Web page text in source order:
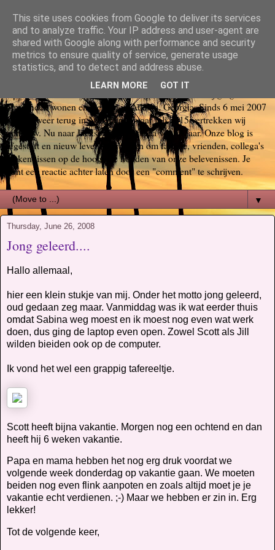
Bas, Sabina, Scott en Jill go
again USA
6 maanden wonen en werken in Atlanta, Georgia. Sinds 6 mei 2007
zijn we weer terug in Nederland, maar juli 2015 vertrekken wij
opnieuw. Nu naar Jacksonville, Florida voor 3 jaar. Onze blog is
afgestoft en nieuw leven ingeblazen om familie, vrienden, collega's
en kennissen op de hoogte te houden van onze belevenissen. Je
kunt een reactie achter laten door een "comment" te schrijven.
▼
Thursday, June 26, 2008
Jong geleerd....
Hallo allemaal,
hier een klein stukje van mij. Onder het motto jong geleerd,
oud gedaan zeg maar. Vanmiddag was ik wat eerder thuis
omdat Sabina weg moest en ik moest nog even wat werk
doen, dus ging de laptop even open. Zowel Scott als Jill
wilden bieiden ook op de computer.
Ik vond het wel een grappig tafereeltje.
Scott heeft bijna vakantie. Morgen nog een ochtend en dan
heeft hij 6 weken vakantie.
Papa en mama hebben het nog erg druk voordat we
volgende week donderdag op vakantie gaan. We moeten
beiden nog even flink aanpoten en zoals altijd moet je je
vakantie echt verdienen. ;-) Maar we hebben er zin in. Erg
lekker!
Tot de volgende keer,
This site uses cookies from Google to deliver its services
and to analyze traffic. Your IP address and user-agent are
shared with Google along with performance and security
metrics to ensure quality of service, generate usage
statistics, and to detect and address abuse.
LEARN MORE GOT IT